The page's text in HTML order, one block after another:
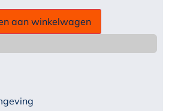
aan winkelwagen